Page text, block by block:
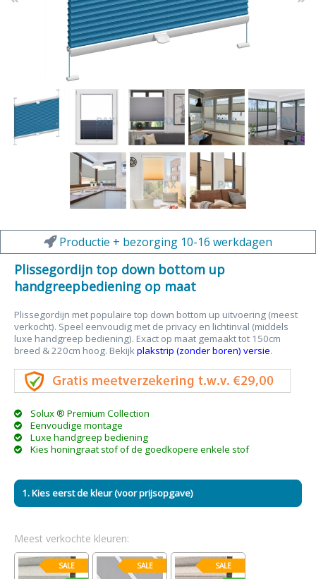
Productie + bezorging 10-16 werkdagen
Plissegordijn top down bottom up
handgreepbediening op maat
Plissegordijn met populaire top down bottom up uitvoering (meest
verkocht). Speel eenvoudig met de privacy en lichtinval (middels
luxe handgreep bediening). Exact op maat gemaakt tot 150cm
breed & 220cm hoog. Bekijkplakstrip (zonder boren) versie.
Solux ® Premium Collection
Eenvoudige montage
Luxe handgreep bediening
Kies honingraat stof of de goedkopere enkele stof
1. Kies eerst de kleur (voor prijsopgave)
Meest verkochte kleuren:
SALE SALE SALE